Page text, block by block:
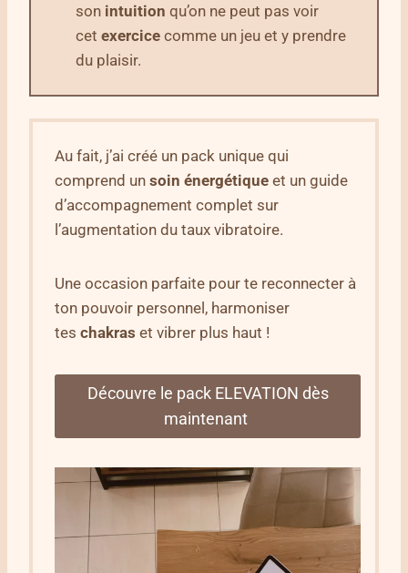
son intuition qu’on ne peut pas voir
cet exercice comme un jeu et y prendre
du plaisir.
Au fait, j’ai créé un pack unique qui
comprend un soin énergétique et un guide
d’accompagnement complet sur
l’augmentation du taux vibratoire.
Une occasion parfaite pour te reconnecter à
ton pouvoir personnel, harmoniser
tes chakras et vibrer plus haut !
Découvre le pack ELEVATION dès
maintenant